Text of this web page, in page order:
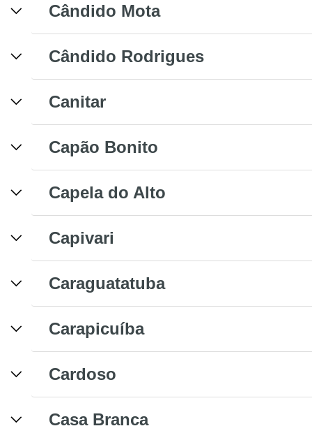
Cândido Mota
Cândido Rodrigues
Canitar
Capão Bonito
Capela do Alto
Capivari
Caraguatatuba
Carapicuíba
Cardoso
Casa Branca